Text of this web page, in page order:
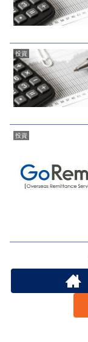
投資
投資